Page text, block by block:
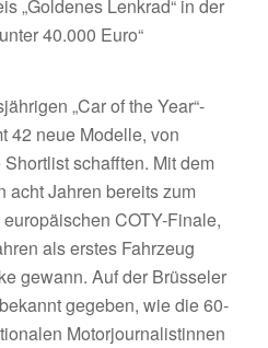
„Goldenes Lenkrad“ in der
40.000 Euro“
„Car of the Year“-
42 neue Modelle, von
schafften. Mit dem
acht Jahren bereits zum
COTY-Finale,
als erstes Fahrzeug
gewann. Auf der Brüsseler
gegeben, wie die 60-
Motorjournalistinnen